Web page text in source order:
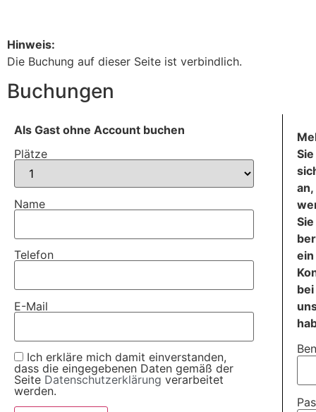
Hinweis:
Die Buchung auf dieser Seite ist verbindlich.
Buchungen
Als Gast ohne Account buchen
Plätze
Name
Telefon
E-Mail
Ich erkläre mich damit einverstanden,
dass die eingegebenen Daten gemäß der
Seite Datenschutzerklärung verarbeitet
werden.
Sie
an,
Sie
ein
bei